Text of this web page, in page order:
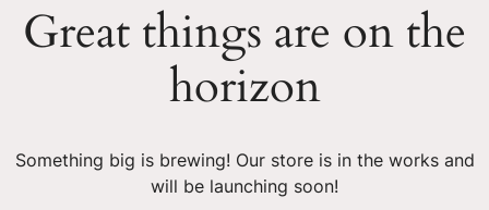
Great things are on the
horizon
Something big is brewing! Our store is in the works and
will be launching soon!